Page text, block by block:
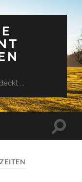
...